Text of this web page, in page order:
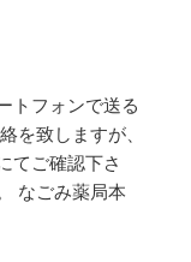
トフォンで送る
を致しますが、
てご確認下さ
なごみ薬局本